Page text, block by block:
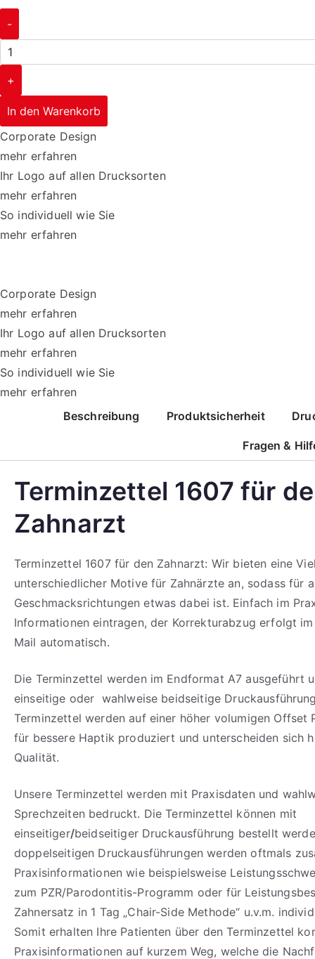
Logo
-
1607
+
In den Warenkorb
Corporate Design
mehr erfahren
Ihr Logo auf allen Drucksorten
mehr erfahren
So individuell wie Sie
mehr erfahren
Corporate Design
mehr erfahren
Ihr Logo auf allen Drucksorten
mehr erfahren
So individuell wie Sie
mehr erfahren
Beschreibung
Produktsicherheit
Fragen &
Terminzettel 1607 für
Zahnarzt
Terminzettel 1607 für den Zahnarzt: Wir bieten eine
unterschiedlicher Motive für Zahnärzte an, sodass für
Geschmacksrichtungen etwas dabei ist. Einfach im
Informationen eintragen, der Korrekturabzug erfolgt
Mail automatisch.
Die Terminzettel werden im Endformat A7 ausgeführt
einseitige oder wahlweise beidseitige
Terminzettel werden auf einer höher volumigen Offset
für bessere Haptik produziert und unterscheiden sich
Qualität.
Unsere Terminzettel werden mit Praxisdaten und
Sprechzeiten bedruckt. Die Terminzettel können mit
einseitiger/beidseitiger Druckausführung bestellt
doppelseitigen Druckausführungen werden oftmals
Praxisinformationen wie beispielsweise
zum PZR/Parodontitis-Programm oder für
Zahnersatz in 1 Tag „Chair-Side Methode“ u.v.m.
Somit erhalten Ihre Patienten über den Terminzettel
Praxisinformationen auf kurzem Weg, welche die